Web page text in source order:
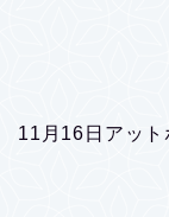
11月16日アット